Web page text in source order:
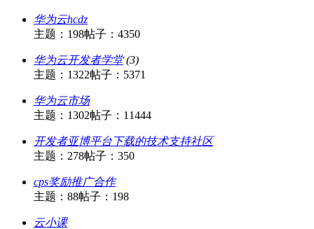
华为云hcdz
主题：198帖子：4350
华为云开发者学堂 (3)
主题：1322帖子：5371
华为云市场
主题：1302帖子：11444
开发者亚博平台下载的技术支持社区
主题：278帖子：350
cps奖励推广合作
主题：88帖子：198
云小课